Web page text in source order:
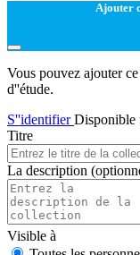
Ajouter
Vous pouvez ajouter
d''étude.
S''identifierDisponible
Titre
La description
Visible à